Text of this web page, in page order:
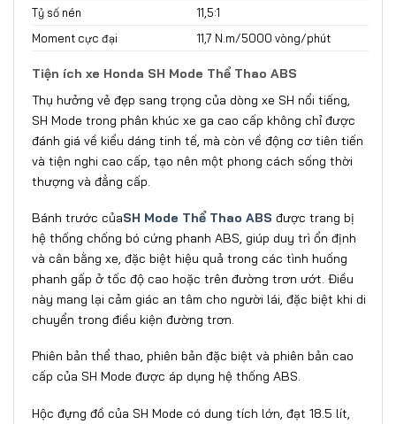
Tỷ số nén
11,5:1
Moment cực đại
11,7 N.m/5000 vòng/phút
Tiện ích xe Honda SH Mode Thể Thao ABS
Thụ hưởng vẻ đẹp sang trọng của dòng xe SH nổi tiếng,
SH Mode trong phân khúc xe ga cao cấp không chỉ được
đánh giá về kiểu dáng tinh tế, mà còn về động cơ tiên tiến
và tiện nghi cao cấp, tạo nên một phong cách sống thời
thượng và đẳng cấp.
Bánh trước củaSH Mode Thể Thao ABS được trang bị
hệ thống chống bó cứng phanh ABS, giúp duy trì ổn định
và cân bằng xe, đặc biệt hiệu quả trong các tình huống
phanh gấp ở tốc độ cao hoặc trên đường trơn ướt. Điều
này mang lại cảm giác an tâm cho người lái, đặc biệt khi di
chuyển trong điều kiện đường trơn.
Phiên bản thể thao, phiên bản đặc biệt và phiên bản cao
cấp của SH Mode được áp dụng hệ thống ABS.
Hộc đựng đồ của SH Mode có dung tích lớn, đạt 18.5 lít,